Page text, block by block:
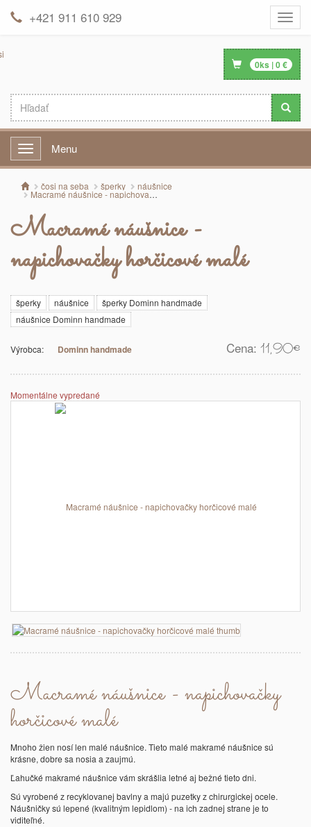
Toggle
+421 911 610 929
0ks |0€
Menu Menu
čosi na seba šperky náušnice
Macramé náušnice - napichovačky horčicové malé
Macramé náušnice -
napichovačky horčicové malé
šperky náušnice
šperky Dominn handmade
náušnice Dominn handmade
Výrobca: Dominn handmade Cena: 11,90€
Momentálne vypredané
Macramé náušnice - napichovačky
horčicové malé
Mnoho žien nosí len malé náušnice. Tieto malé makramé náušnice sú
krásne, dobre sa nosia a zaujmú.
Ľahučké makramé náušnice vám skrášlia letné aj bežné tieto dni.
Sú vyrobené z recyklovanej bavlny a majú puzetky z chirurgickej ocele.
Náušničky sú lepené (kvalitným lepidlom) - na ich zadnej strane je to
viditeľné.